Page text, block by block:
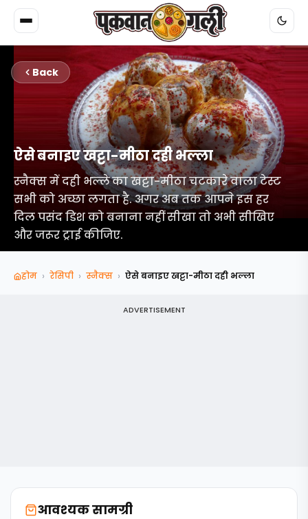
Back
ऐसे बनाइए खट्टा-मीठा दही भल्ला
स्नैक्स में दही भल्ले का खट्टा-मीठा चटकारे वाला टेस्ट
सभी को अच्छा लगता है. अगर अब तक आपने इस हर
दिल पसंद डिश को बनाना नहीं सीखा तो अभी सीखिए
और जरूर ट्राई कीजिए.
होम › रेसिपी › स्‍नैक्‍स › ऐसे बनाइए खट्टा-मीठा दही भल्ला
ADVERTISEMENT
आवश्यक सामग्री